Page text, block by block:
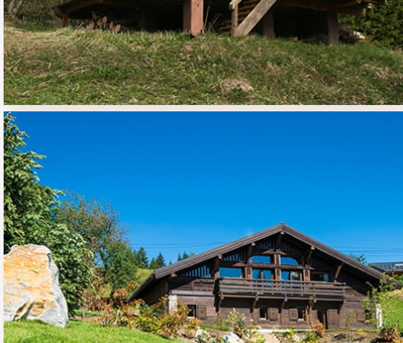
CHALET, FERME
INDIVIDUELLE
01 - HABITAT RESIDENTIEL